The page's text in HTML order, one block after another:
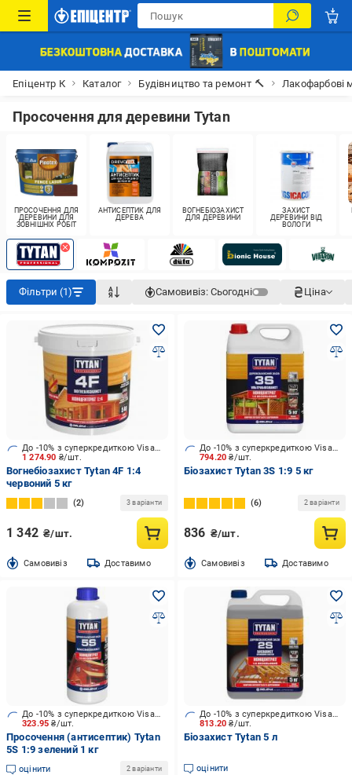
Епіцентр К Каталог Будівництво та ремонт 🔨 Лакофарбові
Просочення для деревини Tytan
ПРОСОЧЕННЯ ДЛЯ
ДЕРЕВИНИ ДЛЯ
ЗОВНІШНІХ РОБІТ
АНТИСЕПТИК ДЛЯ
ДЕРЕВА
ВОГНЕБІОЗАХИСТ
ДЛЯ ДЕРЕВИНИ
ЗАХИСТ
ДЕРЕВИНИ ВІД
ВОЛОГИ
Фільтри (1) Самовивіз: Сьогодні Ціна
1 274.90 ₴/шт.
До -10% з суперкредиткою Visa Вигода
Вогнебіозахист Tytan 4F 1:4
червоний 5 кг
2 3 варіанти
1 342 ₴/шт.
Cамовивіз Доставимо
794.20₴/шт.
До -10% з суперкредиткою Visa Вигода
Біозахист Tytan 3S 1:9 5 кг
6 2 варіанти
836 ₴/шт.
Cамовивіз Доставимо
323.95₴/шт.
До -10% з суперкредиткою Visa Вигода
Просочення (антисептик) Tytan
5S 1:9 зелений 1 кг
оцінити 2 варіанти
813.20₴/шт.
До -10% з суперкредиткою Visa Вигода
Біозахист Tytan 5 л
оцінити